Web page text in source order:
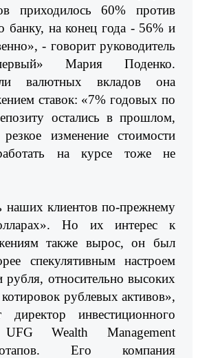
приходилось 60% против
банку, на конец года - 56% и
- говорит руководитель
Мария Поденко.
валютных вкладов она
ставок: «7% годовых по
остались в прошлом,
изменение стоимости
на курсе тоже не
наших клиентов по-прежнему
Но их интерес к
также вырос, он был
спекулятивным настроем
рубля, относительно высоких
котировок рублевых активов»,
директор инвестиционного
UFG Wealth Management
Его компания